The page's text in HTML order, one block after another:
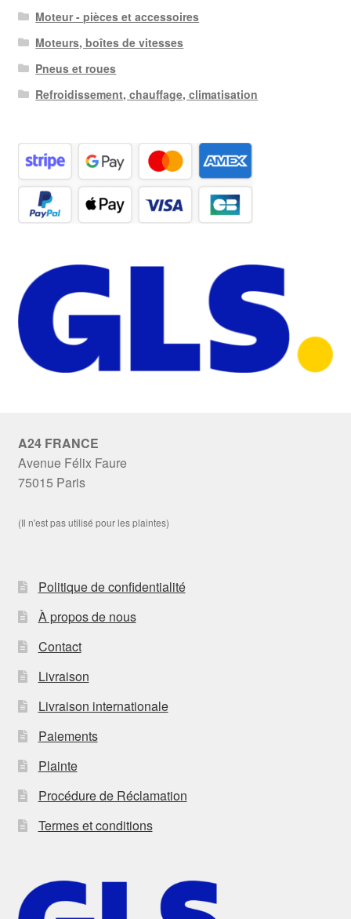
Moteur - pièces et accessoires
Moteurs, boîtes de vitesses
Pneus et roues
Refroidissement, chauffage, climatisation
A24 FRANCE
Avenue Félix Faure
75015 Paris
(Il n'est pas utilisé pour les plaintes)
Politique de confidentialité
À propos de nous
Contact
Livraison
Livraison internationale
Paiements
Plainte
Procédure de Réclamation
Termes et conditions